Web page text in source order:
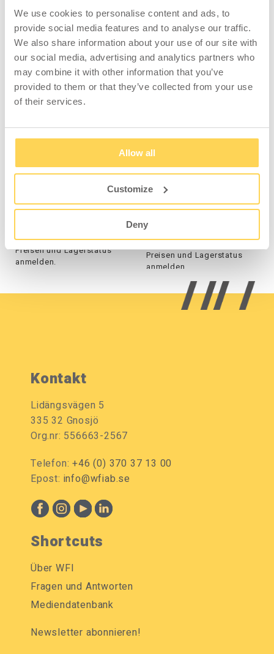
We use cookies to personalise content and ads, to
provide social media features and to analyse our traffic.
We also share information about your use of our site with
our social media, advertising and analytics partners who
may combine it with other information that you’ve
provided to them or that they’ve collected from your use
of their services.
Allow all
Customize
Deny
KOMPATIBEL MIT
Bank 2000 mm schwarz
Zum Einsehen von
Preisen und Lagerstatus
anmelden.
Abfallbehälter Tin,
Wandbefestigung,
Schwarz
13510-009-196
Zum Einsehen von
Preisen und Lagerstatus
anmelden.
Kontakt
Lidängsvägen 5
335 32 Gnosjö
Org.nr: 556663-2567
Telefon:+46 (0) 370 37 13 00
Epost: info@wfiab.se
Shortcuts
Über WFI
Fragen und Antworten
Mediendatenbank
Newsletter abonnieren!